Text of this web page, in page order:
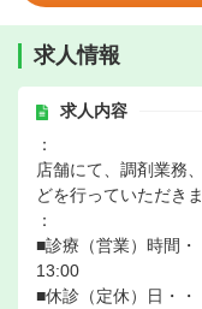
求人情報
求人内容
：
店舗にて、調剤業務
どを行っていただきま
：
■診療（営業）時間
13:00
■休診（定休）日・